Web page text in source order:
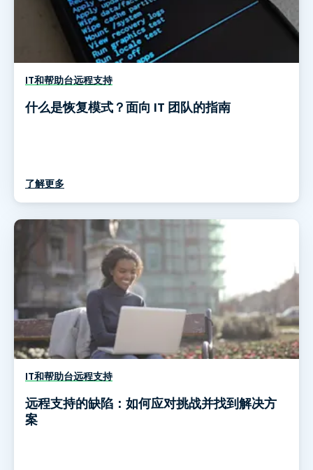
IT和帮助台远程支持
什么是恢复模式？面向 IT 团队的指南
了解更多
IT和帮助台远程支持
远程支持的缺陷：如何应对挑战并找到解决方
案